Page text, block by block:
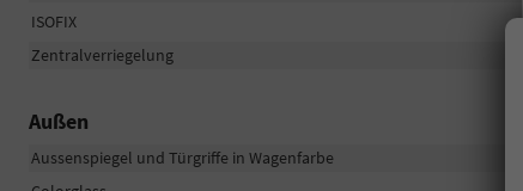
ISOFIX
Zentralverriegelung
Außen
Aussenspiegel und Türgriffe in Wagenfarbe